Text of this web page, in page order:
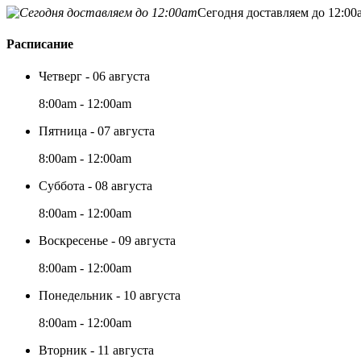
Сегодня доставляем до
Расписание
Четверг - 06 августа
8:00am - 12:00am
Пятница - 07 августа
8:00am - 12:00am
Суббота - 08 августа
8:00am - 12:00am
Воскресенье - 09 августа
8:00am - 12:00am
Понедельник - 10 августа
8:00am - 12:00am
Вторник - 11 августа